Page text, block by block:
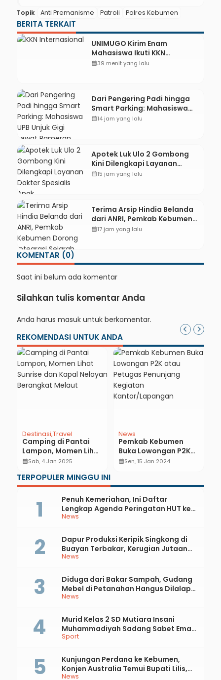
Topik Anti Premanisme Patroli Polres Kebumen
BERITA TERKAIT
UNIMUGO Kirim Enam
Mahasiswa Ikuti KKN
Internasional 2026 di ASEAN
calendar_month39 menit yang lalu
Dari Pengering Padi hingga
Smart Parking: Mahasiswa
UPB Unjuk Gigi Lewat
calendar_month14 jam yang lalu
Apotek Luk Ulo 2 Gombong
Kini Dilengkapi Layanan
Dokter Spesialis Anak
calendar_month15 jam yang lalu
Terima Arsip Hindia Belanda
dari ANRI, Pemkab Kebumen
Dorong Integrasi Sejarah,
calendar_month17 jam yang lalu
KOMENTAR (0)
Saat ini belum ada komentar
Silahkan tulis komentar Anda
Anda harus masuk untuk berkomentar.
REKOMENDASI UNTUK ANDA
Destinasi Travel
Camping di Pantai
Lampon, Momen Lihat
Sunrise dan Kapal
Melaut
calendar_monthSab, 4 Jan 2025
News
Pemkab Kebumen
Buka Lowongan P2K
atau Petugas
calendar_monthSen, 15 Jan 2024
TERPOPULER MINGGU INI
News
Penuh Kemeriahan, Ini Daftar
Lengkap Agenda Peringatan HUT ke-
81 RI dan Hari Jadi ke-397 Kabupaten
News
Dapur Produksi Keripik Singkong di
Buayan Terbakar, Kerugian Jutaan
Rupiah
News
Diduga dari Bakar Sampah, Gudang
Mebel di Petanahan Hangus Dilalap
Api
Sport
Murid Kelas 2 SD Mutiara Insani
Muhammadiyah Sadang Sabet Emas
dan Perak di Kejurda Tapak Suci
News
Kunjungan Perdana ke Kebumen,
Konjen Australia Temui Bupati Lilis,
Ini yang Dibahas